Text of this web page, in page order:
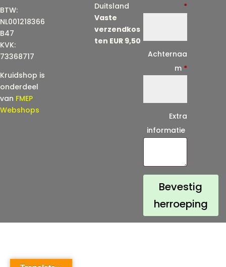
BTW:
NL001218366
B47
KVK:
73368717
Kruidshop is
onderdeel
van FMEP
Webshops
Duitsland
Vaste
verzendkos
ten EUR 9,50
l
)
*
*
Achternaa
m *
Extra
informatie
Bevestig
herroeping